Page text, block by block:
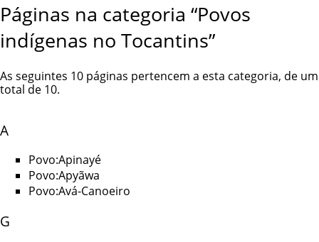
Páginas na categoria “Povos
indígenas no Tocantins”
As seguintes 10 páginas pertencem a esta categoria, de um
total de 10.
A
Povo:Apinayé
Povo:Apyãwa
Povo:Avá-Canoeiro
G